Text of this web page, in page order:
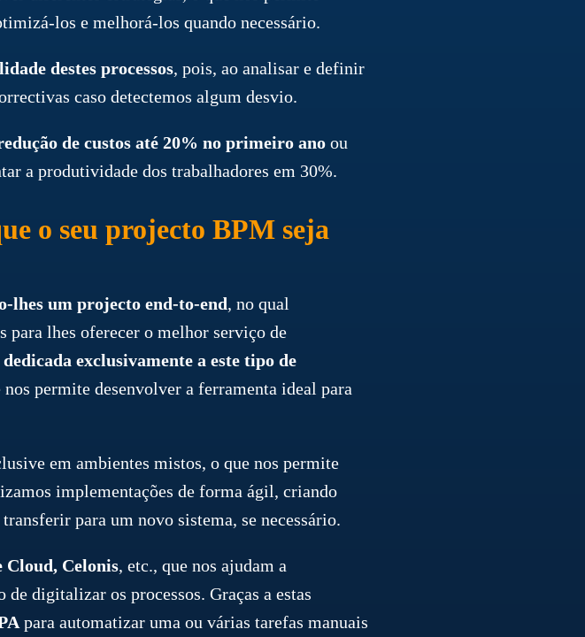
los e melhorá-los quando necessário.
destes processos, pois, ao analisar e definir
caso detectemos algum desvio.
de custos até 20% no primeiro ano ou
a produtividade dos trabalhadores em 30%.
o seu projecto BPM seja
lhes um projecto end-to-end, no qual
para lhes oferecer o melhor serviço de
exclusivamente a este tipo de
permite desenvolver a ferramenta ideal para
em ambientes mistos, o que nos permite
implementações de forma ágil, criando
para um novo sistema, se necessário.
Cloud, Celonis, etc., que nos ajudam a
digitalizar os processos. Graças a estas
para automatizar uma ou várias tarefas manuais